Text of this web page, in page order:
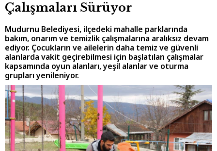
Çalışmaları Sürüyor
Mudurnu Belediyesi, ilçedeki mahalle parklarında
bakım, onarım ve temizlik çalışmalarına aralıksız devam
ediyor. Çocukların ve ailelerin daha temiz ve güvenli
alanlarda vakit geçirebilmesi için başlatılan çalışmalar
kapsamında oyun alanları, yeşil alanlar ve oturma
grupları yenileniyor.